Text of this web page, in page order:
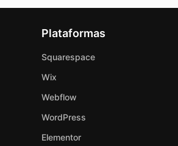
Plataformas
Squarespace
Wix
Webflow
WordPress
Elementor